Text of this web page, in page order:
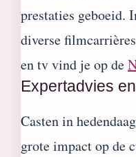
prestaties geboeid.
diverse
en tv vind je op de
Expertadvies
Casten in
grote impact op de